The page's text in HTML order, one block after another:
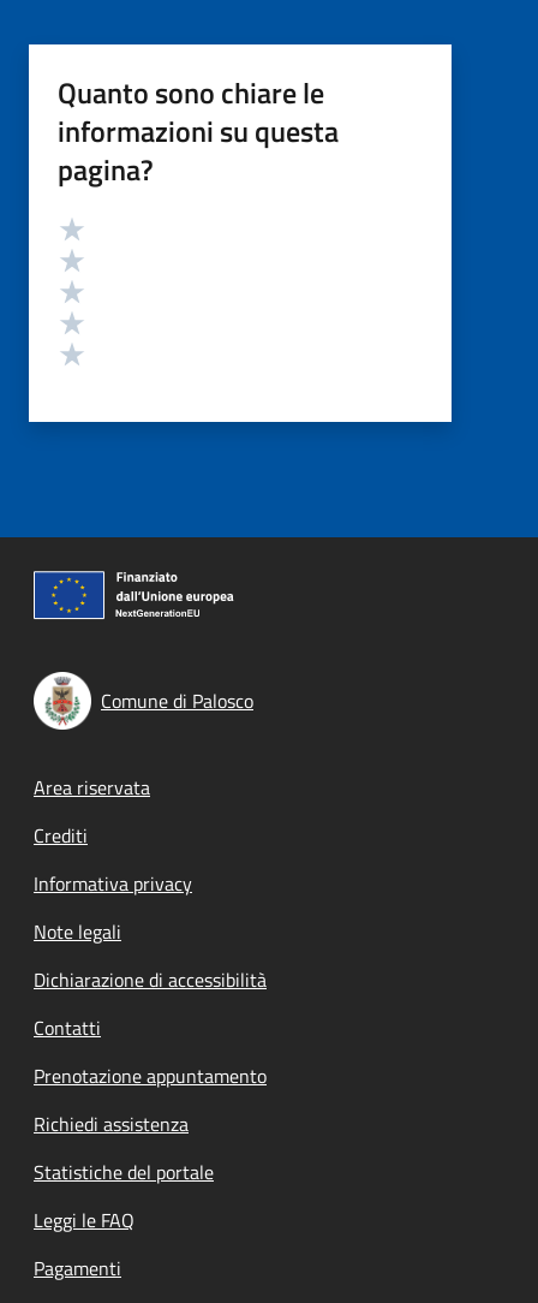
Quanto sono chiare le
informazioni su questa
pagina?
Valutazione
Comune di Palosco
Footer menu
Area riservata
Crediti
Informativa privacy
Note legali
Dichiarazione di accessibilità
Contatti
Prenotazione appuntamento
Richiedi assistenza
Statistiche del portale
Leggi le FAQ
Pagamenti